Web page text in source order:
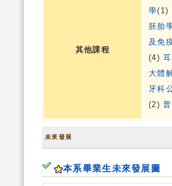
其他課程
學(1)
胚胎
及免
(4)
大體
牙科
(2)
未來發展
本系畢業生未來發展圖